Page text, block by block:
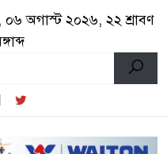
অগাস্ট ২০২৬, ২২ শ্রাবণ